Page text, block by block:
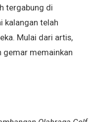
tergabung di
kalangan telah
Mulai dari artis,
gemar memainkan